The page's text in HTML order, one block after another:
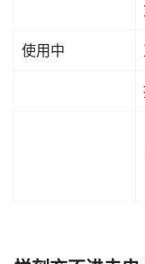
使用中